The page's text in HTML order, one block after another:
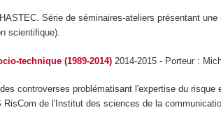
Série de séminaires-ateliers présentant
scientifique).
technique (1989-2014) 2014-2015 - Porteur :
controverses problématisant l'expertise du
de l'Institut des sciences de la